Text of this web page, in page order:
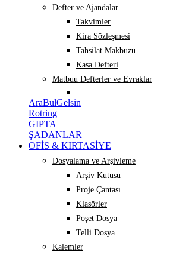
Defter ve Ajandalar
Takvimler
Kira Sözleşmesi
Tahsilat Makbuzu
Kasa Defteri
Matbuu Defterler ve Evraklar
AraBulGelsin
Rotring
GIPTA
ŞADANLAR
OFİS & KIRTASİYE
Dosyalama ve Arşivleme
Arşiv Kutusu
Proje Çantası
Klasörler
Poşet Dosya
Telli Dosya
Kalemler